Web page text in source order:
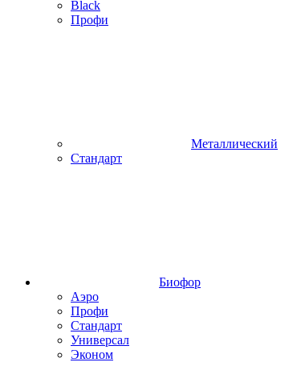
Black
Профи
Металлический
Стандарт
Биофор
Аэро
Профи
Стандарт
Универсал
Эконом